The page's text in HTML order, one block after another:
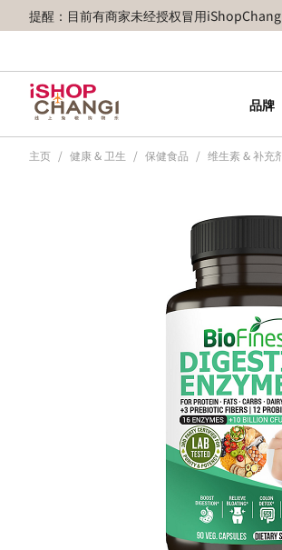
提醒：目前有商家未经授权冒用
品牌
主页 / 健康 & 卫生 / 保健食品 / 维生素 & 补充